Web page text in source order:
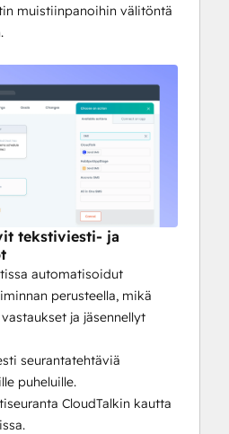
muistiinpanoihin välitöntä
tekstiviesti- ja
automatisoidut
perusteella, mikä
ja jäsennellyt
seurantatehtäviä
puheluille.
CloudTalkin kautta